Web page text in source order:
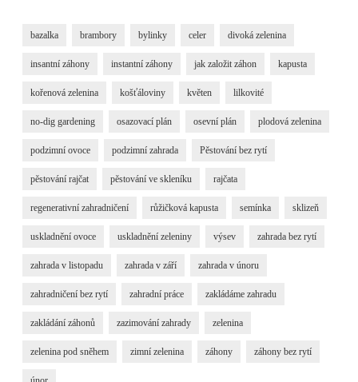
bazalka brambory bylinky celer divoká zelenina
insantní záhony instantní záhony jak založit záhon kapusta
kořenová zelenina košťáloviny květen lilkovité
no-dig gardening osazovací plán osevní plán plodová zelenina
podzimní ovoce podzimní zahrada Pěstování bez rytí
pěstování rajčat pěstování ve skleníku rajčata
regenerativní zahradničení růžičková kapusta semínka sklizeň
uskladnění ovoce uskladnění zeleniny výsev zahrada bez rytí
zahrada v listopadu zahrada v září zahrada v únoru
zahradničení bez rytí zahradní práce zakládáme zahradu
zakládání záhonů zazimování zahrady zelenina
zelenina pod sněhem zimní zelenina záhony záhony bez rytí